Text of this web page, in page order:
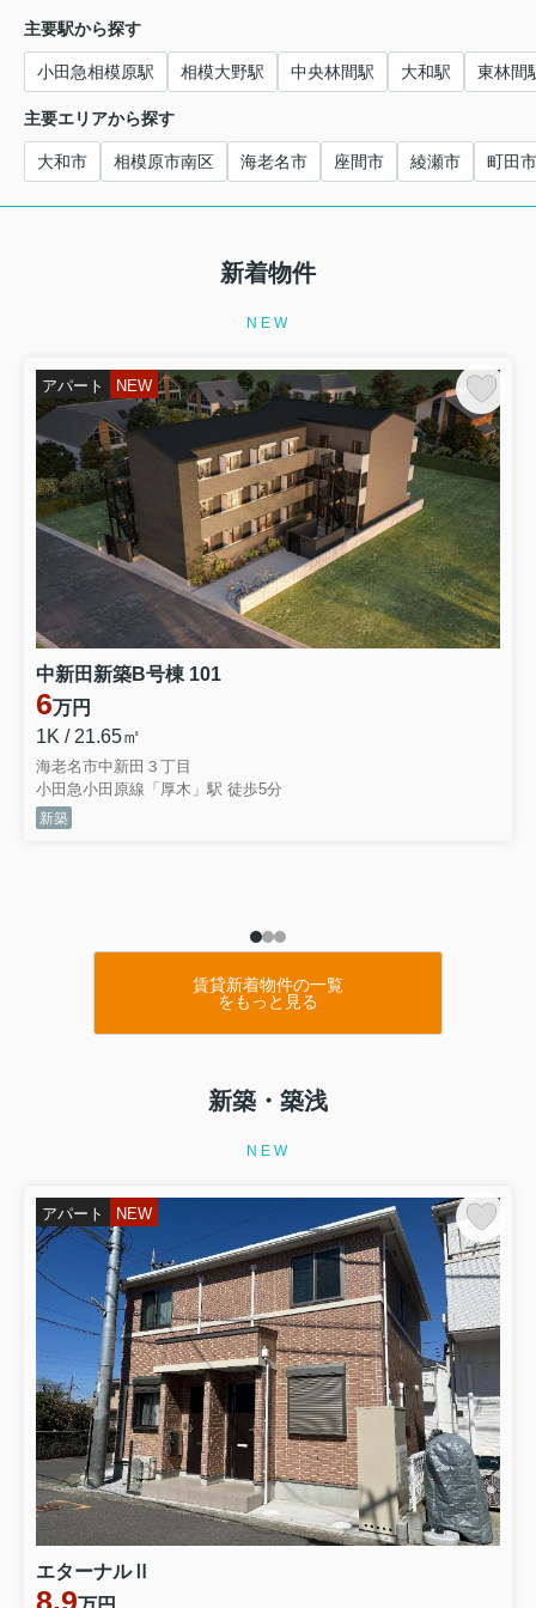
主要駅から探す
小田急相模原駅 相模大野駅 中央林間駅 大和駅 東林間
主要エリアから探す
大和市 相模原市南区 海老名市 座間市 綾瀬市 町田市
新着物件
NEW
アパート NEW
中新田新築B号棟 101
6万円
1K / 21.65㎡
海老名市中新田３丁目
小田急小田原線「厚木」駅 徒歩5分
新築
賃貸新着物件の一覧
をもっと見る
新築・築浅
NEW
アパート NEW
エターナルⅡ
8.9